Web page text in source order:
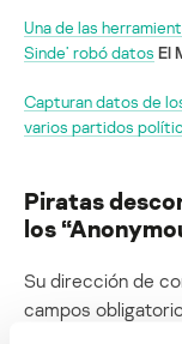
Una de las
Sinde’ robó datos El
Capturan datos de
varios partidos
Piratas
los
Su dirección de
campos